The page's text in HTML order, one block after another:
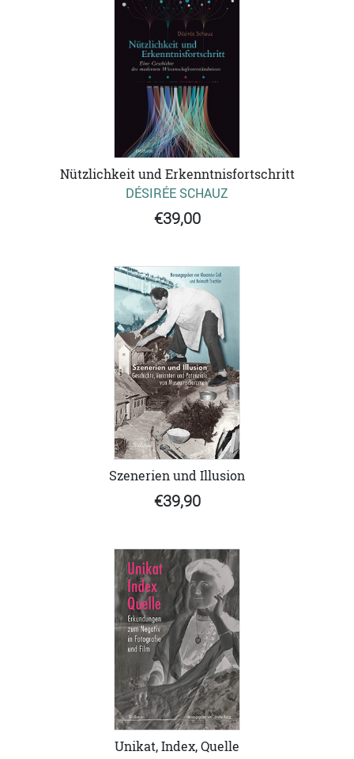
Nützlichkeit und Erkenntnisfortschritt
DÉSIRÉE SCHAUZ
€39,00
Szenerien und Illusion
€39,90
Unikat, Index, Quelle